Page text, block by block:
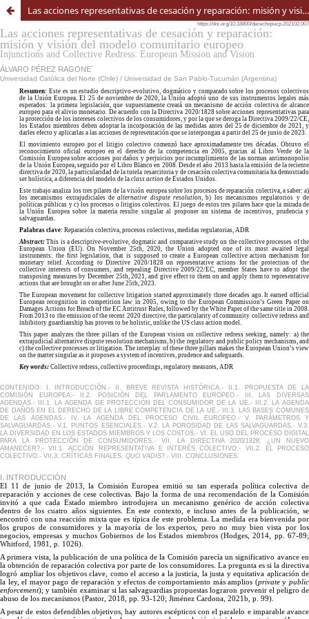
Las acciones representativas de cesación y reparación: misión y visión del modelo comunitario europeo